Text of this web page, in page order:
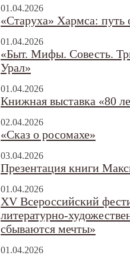
01.04.2026
«Старуха» Хармса: путь
01.04.2026
«Быт. Мифы. Совесть.
Урал»
01.04.2026
Книжная выставка «80
02.04.2026
«Сказ о росомахе»
03.04.2026
Презентация книги
01.04.2026
XV Всероссийский
литературно-
сбываются мечты»
01.04.2026